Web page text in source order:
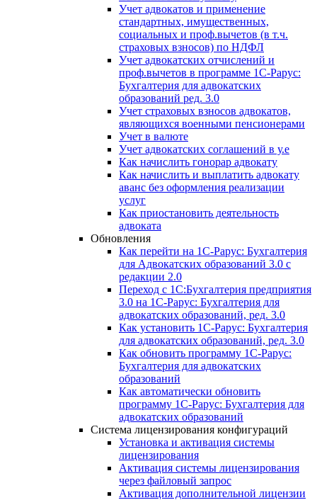
Учет адвокатов и применение
стандартных, имущественных,
социальных и проф.вычетов (в т.ч.
страховых взносов) по НДФЛ
Учет адвокатских отчислений и
проф.вычетов в программе 1С-Рарус:
Бухгалтерия для адвокатских
образований ред. 3.0
Учет страховых взносов адвокатов,
являющихся военными пенсионерами
Учет в валюте
Учет адвокатских соглашений в у.е
Как начислить гонорар адвокату
Как начислить и выплатить адвокату
аванс без оформления реализации
услуг
Как приостановить деятельность
адвоката
Обновления
Как перейти на 1С-Рарус: Бухгалтерия
для Адвокатских образований 3.0 с
редакции 2.0
Переход с 1С:Бухгалтерия предприятия
3.0 на 1С-Рарус: Бухгалтерия для
адвокатских образований, ред. 3.0
Как установить 1С-Рарус: Бухгалтерия
для адвокатских образований, ред. 3.0
Как обновить программу 1С-Рарус:
Бухгалтерия для адвокатских
образований
Как автоматически обновить
программу 1С-Рарус: Бухгалтерия для
адвокатских образований
Система лицензирования конфигураций
Установка и активация системы
лицензирования
Активация системы лицензирования
через файловый запрос
Активация дополнительной лицензии